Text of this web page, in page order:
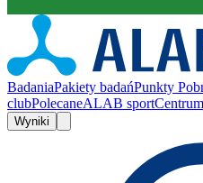
BadaniaPakiety badańPunkty
clubPolecaneALAB sport
Wyniki